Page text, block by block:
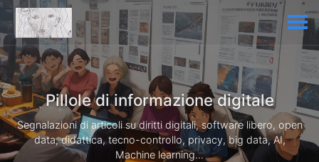
Pillole di informazione digitale
Segnalazioni di articoli su diritti digitali, software libero, open
data, didattica, tecno-controllo, privacy, big data, AI,
Machine learning...